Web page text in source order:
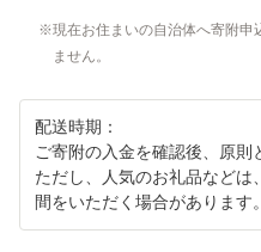
現在お住まいの自治体へ寄附申
ません。
配送時期：
ご寄附の入金を確認後、原則
ただし、人気のお礼品などは
間をいただく場合があります。